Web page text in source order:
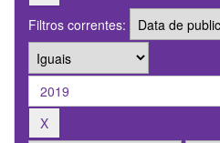
Filtros correntes: